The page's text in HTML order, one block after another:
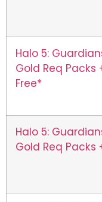
Halo 5:
Gold Req Packs
Free*
Halo 5:
Gold Req Packs